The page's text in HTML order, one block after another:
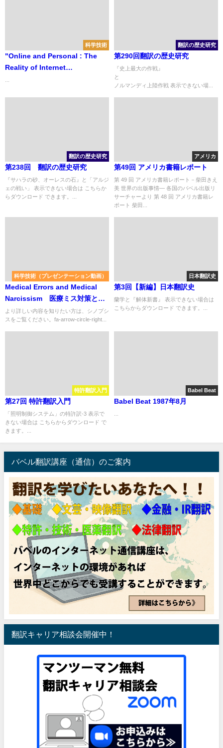
科学技術
"Online and Personal : The
Reality of Internet
翻訳の歴史研究
第290回翻訳の歴史研究
『史上最大の作戦』
ノルマンディ上陸作戦 表示できない場...
翻訳の歴史研究
第238回 翻訳の歴史研究
『サハラの砂、オーレスの石』と「アルジ
ェの戦い」 表示できない場合は こちらか
らダウンロード できます。...
アメリカ
第49回 アメリカ書籍レポート
第 49 回 アメリカ書籍レポート－柴田きえ
美 世界の出版事情― 各国のバベル出版リ
サーチャーより 第 48 回 アメリカ書籍レ
ポート 柴田...
科学技術（プレゼンテーション動画）
Medical Errors and Medical
Narcissism 医療ミス対策とメ
ディカル・ナルシズム
より詳しい内容を知りたい方は、シノプシ
スをご覧ください。fa-arrow-circle-right...
日本翻訳史
第3回【新編】日本翻訳史
蘭学と『解体新書』 表示できない場合は
こちらからダウンロード できます。...
特許翻訳入門
第27回 特許翻訳入門
「照明制御システム」の特許訳-3 表示で
きない場合は こちらからダウンロード で
きます。...
Babel Beat
Babel Beat 1987年8月
バベル翻訳講座（通信）のご案内
翻訳キャリア相談会開催中！